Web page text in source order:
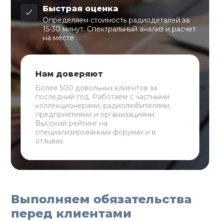
Быстрая оценка
Определяем стоимость радиодеталей за
15-30 минут. Спектральный анализ и расчет
на месте
Нам доверяют
Более 500 довольных клиентов за
последний год. Работаем с частными
коллекционерами, радиолюбителями,
предприятиями и организациями.
Высокий рейтинг на
специализированных форумах и в
отзывах.
Выполняем обязательства
перед клиентами